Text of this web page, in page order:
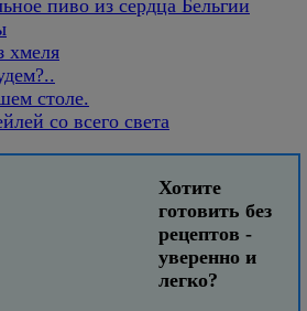
пиво из сердца Бельгии
хмеля
столе.
со всего света
Хотите
готовить без
рецептов -
уверенно и
легко?